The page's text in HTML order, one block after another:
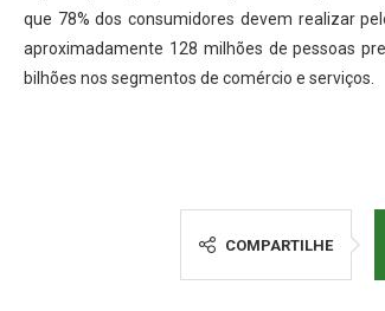
que 78% dos consumidores devem realizar
aproximadamente 128 milhões de pessoas
bilhões nos segmentos de comércio e serviços.
COMPARTILHE